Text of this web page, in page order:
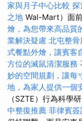
家與月子中心比較 探
之地 Wal-Mart）面
燴，為您帶來高品質
業解決疑慮 北屯整骨
式餐點外燴，讓賓客
方位的滅鼠清潔服務
妙的空間規劃，讓每
地，為家人提供一個
（SZTE）行為科學
中整復推薦 菲律賓